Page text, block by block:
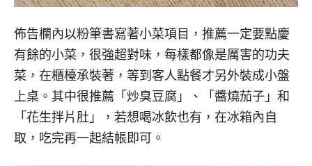
佈告欄內以粉筆書寫著小菜項目，推薦一定要點慶
有餘的小菜，很強超對味，每樣都像是厲害的功夫
菜，在櫃檯承裝著，等到客人點餐才另外裝成小盤
上桌。其中很推薦「炒臭豆腐」、「醬燒茄子」和
「花生拌片肚」，若想喝冰飲也有，在冰箱內自
取，吃完再一起結帳即可。